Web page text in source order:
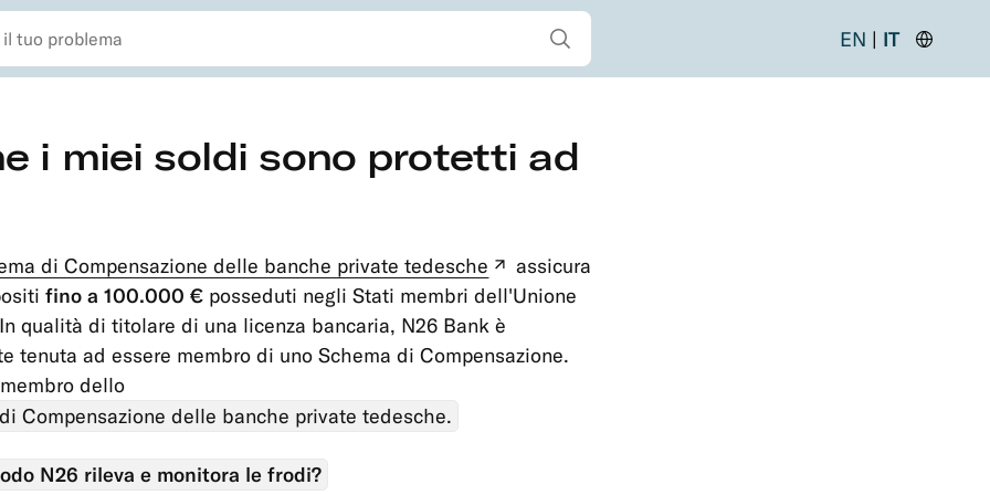
Mostra tutti i risultati di ricerca
EN IT
Cambia
i miei soldi sono protetti ad
di Compensazione delle banche private tedesche
(nuova
tabella)
assicura
fino a 100.000 €posseduti negli Stati membri dell'Unione
qualità di titolare di una licenza bancaria, N26 Bank è
tenuta ad essere membro di uno Schema di Compensazione.
dello
Compensazione delle banche private tedesche.
N26 rileva e monitora le frodi?